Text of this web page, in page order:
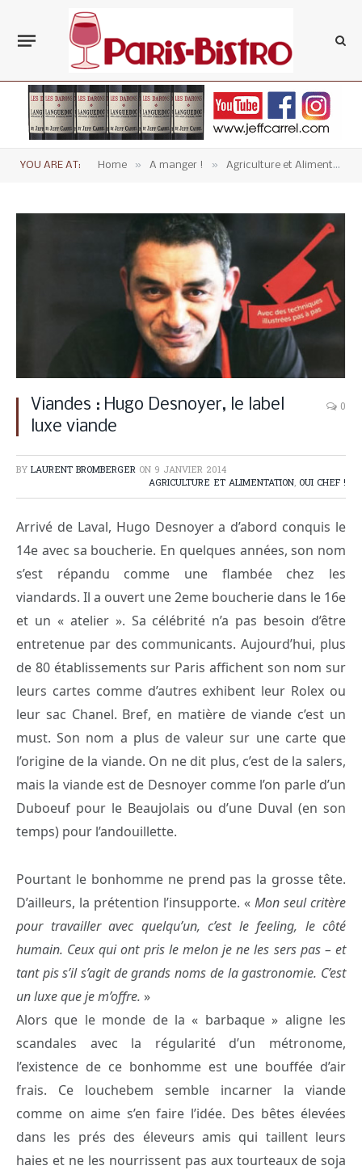
YOU ARE AT: Home » A manger ! » Agriculture et Alimentation
Viandes : Hugo Desnoyer, le label
luxe viande
0
BY LAURENT BROMBERGER ON 9 JANVIER 2014
AGRICULTURE ET ALIMENTATION, OUI CHEF !
Arrivé de Laval, Hugo Desnoyer a d’abord conquis le
14e avec sa boucherie. En quelques années, son nom
s’est répandu comme une flambée chez les
viandards. Il a ouvert une 2eme boucherie dans le 16e
et un « atelier ». Sa célébrité n’a pas besoin d’être
entretenue par des communicants. Aujourd’hui, plus
de 80 établissements sur Paris affichent son nom sur
leurs cartes comme d’autres exhibent leur Rolex ou
leur sac Chanel. Bref, en matière de viande c’est un
must. Son nom a plus de valeur sur une carte que
l’origine de la viande. On ne dit plus, c’est de la salers,
mais la viande est de Desnoyer comme l’on parle d’un
Duboeuf pour le Beaujolais ou d’une Duval (en son
temps) pour l’andouillette.
Pourtant le bonhomme ne prend pas la grosse tête.
D’ailleurs, la prétention l’insupporte. « Mon seul critère
pour travailler avec quelqu’un, c’est le feeling, le côté
humain. Ceux qui ont pris le melon je ne les sers pas – et
tant pis s’il s’agit de grands noms de la gastronomie. C’est
un luxe que je m’offre. »
Alors que le monde de la « barbaque » aligne les
scandales avec la régularité d’un métronome,
l’existence de ce bonhomme est une bouffée d’air
frais. Ce louchebem semble incarner la viande
comme on aime s’en faire l’idée. Des bêtes élevées
dans les prés des éleveurs amis qui taillent leurs
haies et ne les nourrissent pas aux tourteaux de soja